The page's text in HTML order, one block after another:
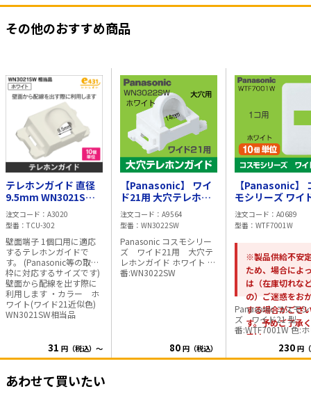
その他のおすすめ商品
テレホンガイド 直径
9.5mm WN3021SW
相当品 (ワイド21対応
品) ホワイト
注文コード
A3020
型番
TCU-302
壁面端子 1個口用に適応
するテレホンガイドで
す。 (Panasonic等の取付
枠に対応するサイズです)
壁面から配線を出す際に
利用します ・カラー ホ
ワイト(ワイド21近似色)
WN3021SW相当品
31 円（税込）～
【Panasonic】 ワイ
ド21用 大穴テレホン
ガイド WN3022SW
注文コード
A9564
型番
WN3022SW
Panasonic コスモシリー
ズ ワイド21用 大穴テ
レホンガイド ホワイト 型
番:WN3022SW
80 円（税込）
【Panasonic】
モシリーズ ワイ
1コ用プレート
WTF7001W
注文コード
A0689
型番
WTF7001W
※製品供給不安
ため、場合によ
は（在庫切れな
の）ご迷惑をお
する場合がござ
す。予めご了承
さい。
Panasonic コスモ
ズ ワイド21 型
番:WTF7001W 色:
230 円
あわせて買いたい